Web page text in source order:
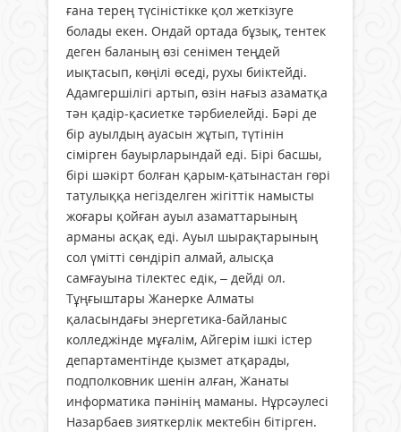
ғана терең түсіністікке қол жеткізуге
болады екен. Ондай ортада бұзық, тентек
деген баланың өзі сенімен теңдей
иықтасып, көңілі өседі, рухы биіктейді.
Адамгершілігі артып, өзін нағыз азаматқа
тән қадір-қасиетке тәрбиелейді. Бәрі де
бір ауылдың ауасын жұтып, түтінін
сімірген бауырларындай еді. Бірі басшы,
бірі шәкірт болған қарым-қатынастан гөрі
татулыққа негізделген жігіттік намысты
жоғары қойған ауыл азаматтарының
арманы асқақ еді. Ауыл шырақтарының
сол үмітті сөндіріп алмай, алысқа
самғауына тілектес едік, – дейді ол.
Тұңғыштары Жанерке Алматы
қаласындағы энергетика-байланыс
колледжінде мұғалім, Айгерім ішкі істер
департаментінде қызмет атқарады,
подполковник шенін алған, Жанаты
информатика пәнінің маманы. Нұрсәулесі
Назарбаев зияткерлік мектебін бітірген.